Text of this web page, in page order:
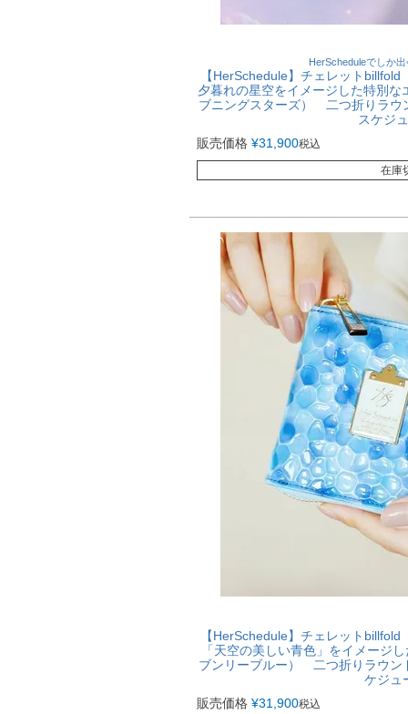
HerScheduleでしか
【HerSchedule】チェレット
夕暮れの星空をイメージした特別
ブニングスターズ） 二つ折りラ
スケジ
販売価格 ¥31,900税込
在庫
【HerSchedule】チェレット
「天空の美しい青色」をイメージ
ブンリーブルー） 二つ折りラウ
ケジュ
販売価格 ¥31,900税込